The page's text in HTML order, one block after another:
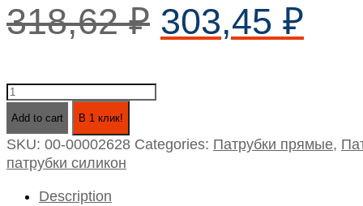
318,62₽ 303,45 ₽
Патрубок
(d32
l500)
Add to cart В 1 клик!
SKU: 00-00002628 Categories: Патрубки прямые,
патрубки силикон
Description